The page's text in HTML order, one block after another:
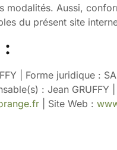
modalités. Aussi,
du présent site
:
| Forme juridique :
: Jean
| Site Web :